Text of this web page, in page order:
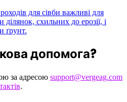
для сівби важливі для
схильних до ерозії, і
ґрунт.
допомога?
за адресою support@vergeag.com
.